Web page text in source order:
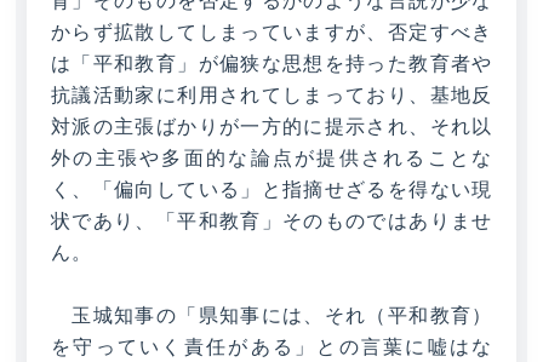
からず拡散してしまっていますが、否定すべき
は「平和教育」が偏狭な思想を持った教育者や
抗議活動家に利用されてしまっており、基地反
対派の主張ばかりが一方的に提示され、それ以
外の主張や多面的な論点が提供されることな
く、「偏向している」と指摘せざるを得ない現
状であり、「平和教育」そのものではありませ
ん。
玉城知事の「県知事には、それ（平和教育）
を守っていく責任がある」との言葉に嘘はな